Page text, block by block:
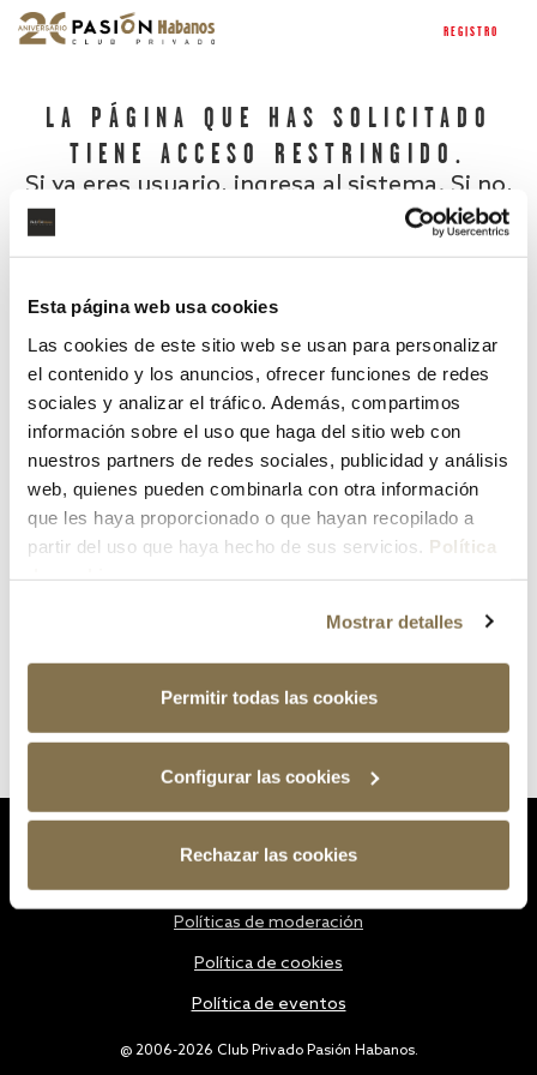
Esta página web usa cookies
Las cookies de este sitio web se usan para personalizar
el contenido y los anuncios, ofrecer funciones de redes
sociales y analizar el tráfico. Además, compartimos
información sobre el uso que haga del sitio web con
nuestros partners de redes sociales, publicidad y análisis
web, quienes pueden combinarla con otra información
que les haya proporcionado o que hayan recopilado a
partir del uso que haya hecho de sus servicios. Política
Mostrar detalles
Permitir todas las cookies
Configurar las cookies
Rechazar las cookies
REGISTRO
LA PÁGINA QUE HAS SOLICITADO
TIENE ACCESO RESTRINGIDO.
Si ya eres usuario, ingresa al sistema. Si no,
¿Has olvidado tu contraseña?
@ 2006-2026 Club Privado Pasión Habanos.
Políticas de moderación
Política de cookies
Política de eventos